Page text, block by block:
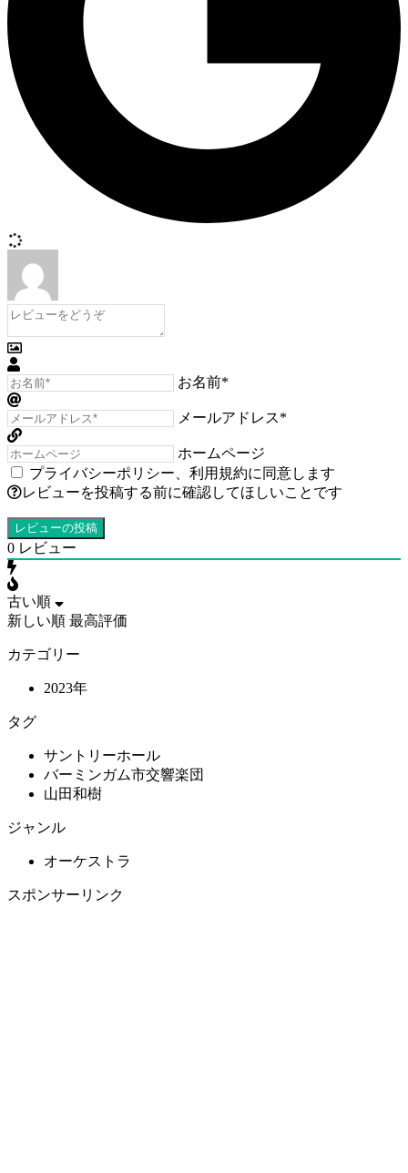
お名前*
メールアドレス*
ホームページ
プライバシーポリシー
利用規約に同意します
レビューを投稿する前に確認してほしいことです
0 レビュー
古い順
新しい順 最高評価
カテゴリー
2023年
タグ
サントリーホール
バーミンガム市交響楽団
山田和樹
ジャンル
オーケストラ
スポンサーリンク